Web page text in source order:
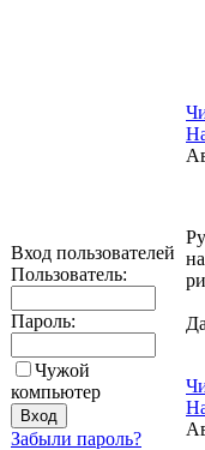
Вход пользователей
Пользователь:
Пароль:
Чужой
компьютер
Забыли пароль?